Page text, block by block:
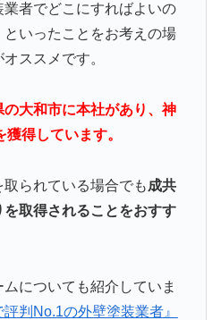
業者でどこにすればよいの
いったことをお考えの場
オススメです。
の大和市に本社があり、神
得しています。
られている場合でも成共
取得されることをおすす
についても紹介していま
評判No.1の外壁塗装業者』